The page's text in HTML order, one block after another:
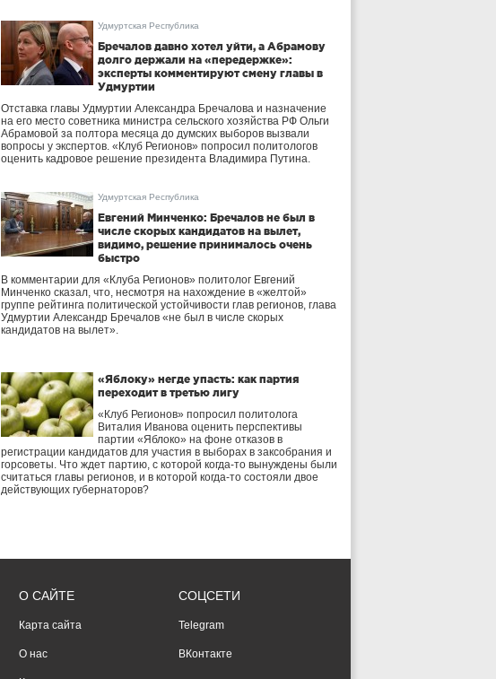
Удмуртская Республика
Бречалов давно хотел уйти, а Абрамову
долго держали на «передержке»:
эксперты комментируют смену главы в
Удмуртии
Отставка главы Удмуртии Александра Бречалова и назначение
на его место советника министра сельского хозяйства РФ Ольги
Абрамовой за полтора месяца до думских выборов вызвали
вопросы у экспертов. «Клуб Регионов» попросил политологов
оценить кадровое решение президента Владимира Путина.
Удмуртская Республика
Евгений Минченко: Бречалов не был в
числе скорых кандидатов на вылет,
видимо, решение принималось очень
быстро
В комментарии для «Клуба Регионов» политолог Евгений
Минченко сказал, что, несмотря на нахождение в «желтой»
группе рейтинга политической устойчивости глав регионов, глава
Удмуртии Александр Бречалов «не был в числе скорых
кандидатов на вылет».
«Яблоку» негде упасть: как партия
переходит в третью лигу
«Клуб Регионов» попросил политолога
Виталия Иванова оценить перспективы
партии «Яблоко» на фоне отказов в
регистрации кандидатов для участия в выборах в заксобрания и
горсоветы. Что ждет партию, с которой когда-то вынуждены были
считаться главы регионов, и в которой когда-то состояли двое
действующих губернаторов?
О САЙТЕ
Карта сайта
О нас
СОЦСЕТИ
Telegram
ВКонтакте